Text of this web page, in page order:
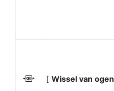
z [ Wissel van ogen